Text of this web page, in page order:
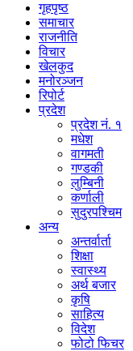
गृहपृष्ठ
समाचार
राजनीति
विचार
खेलकुद
मनोरञ्जन
रिपोर्ट
प्रदेश
प्रदेश नं. १
मधेश
वागमती
गण्डकी
लुम्बिनी
कर्णाली
सुदुरपश्चिम
अन्य
अन्तर्वार्ता
शिक्षा
स्वास्थ्य
अर्थ बजार
कृषि
साहित्य
विदेश
फोटो फिचर